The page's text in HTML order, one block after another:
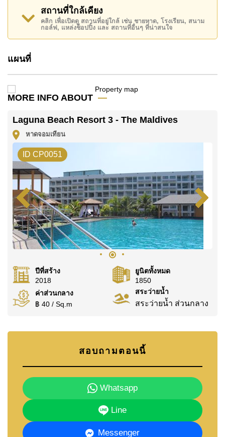
ประจำทาง , พัทยาปาร์ค, อันเดอร์วอเตอร์ เวิลด์ , ,
รพ.กรุงเทพจอมเทียน
อสังหาริมทรัพย์นี้เปิดให้เช่าระยะยาวในราคา ฿ 17,000
บาทต่อเดือน
มัดจำ 2 เดือน ก่อนเข้าอยู่อาศัย
คุณ!
ติดต่อ Cornerstone Real Estate โทร +6638411250
หรือ อีเมลinfo@cornerstone.co.th
WhatsApp ของสำนักงาน: +66807945904และ LINE:
@cornerstonepattaya
สถานที่ใกล้เคียง
คลิก เพื่อเปิดดู สถานที่อยู่ใกล้ เช่น ชายหาด, โรงเรียน, สนาม
กอล์ฟ, แหล่งช็อปปิ้ง และ สถานที่อื่นๆ ที่น่าสนใจ
แผนที่
MORE INFO ABOUT
Laguna Beach Resort 3 - The Maldives
หาดจอมเทียน
ID CP0051
ปีที่สร้าง
2018
ยูนิตทั้งหมด
1850
ค่าส่วนกลาง
฿ 40 / Sq.m
สระว่ายน้ำ
สระว่ายน้ำ ส่วนกลาง
สอบถามตอนนี้
Whatsapp
Line
Messenger